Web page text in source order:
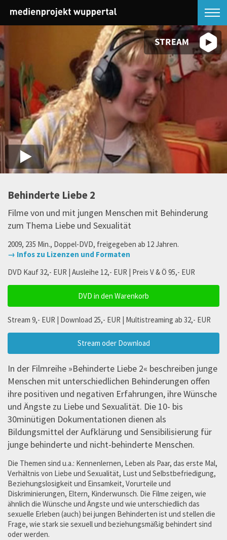
Behinderte Liebe 2
Filme von und mit jungen Menschen mit Behinderung
zum Thema Liebe und Sexualität
2009, 235 Min., Doppel-DVD, freigegeben ab 12 Jahren.
→ Infos zu Lizenzen und Formaten
DVD Kauf 32,- EUR | Ausleihe 12,- EUR | Preis V & Ö 95,- EUR
DVD in den Warenkorb
Stream 9,- EUR | Download 25,- EUR | Multistreaming ab 32,- EUR
Stream oder Download
In der Filmreihe »Behinderte Liebe 2« beschreiben junge
Menschen mit unterschiedlichen Behinderungen offen
ihre positiven und negativen Erfahrungen, ihre Wünsche
und Ängste zu Liebe und Sexualität. Die 10- bis
30minütigen Dokumentationen dienen als
Bildungsmittel der Aufklärung und Sensibilisierung für
junge behinderte und nicht-behinderte Menschen.
Die Themen sind u.a.: Kennenlernen, Leben als Paar, das erste Mal,
Verhältnis von Liebe und Sexualität, Lust und Selbstbefriedigung,
Beziehungslosigkeit und Einsamkeit, Vorurteile und
Diskriminierungen, Eltern, Kinderwunsch. Die Filme zeigen, wie
ähnlich die Wünsche und Ängste und wie unterschiedlich das
sexuelle Erleben (auch) bei jungen Behinderten ist und stellen die
Frage, wie stark sie sexuell und beziehungsmäßig behindert sind
oder werden.